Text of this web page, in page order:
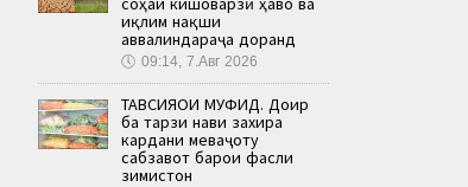
иқлим нақши
аввалиндараҷа доранд
🕔 09:14, 7.Авг 2026
ТАВСИЯҲОИ МУФИД. Доир
ба тарзи нави захира
кардани меваҷоту
сабзавот барои фасли
зимистон